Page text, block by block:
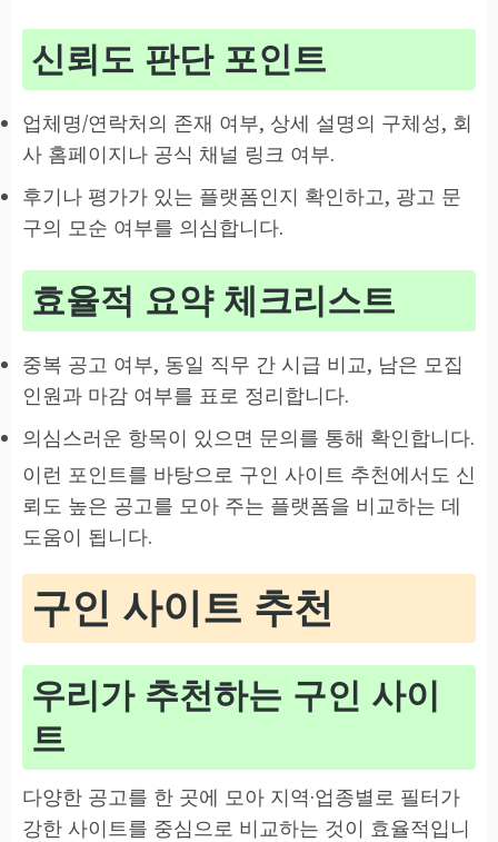
신뢰도 판단 포인트
업체명/연락처의 존재 여부, 상세 설명의 구체성, 회
사 홈페이지나 공식 채널 링크 여부.
후기나 평가가 있는 플랫폼인지 확인하고, 광고 문
구의 모순 여부를 의심합니다.
효율적 요약 체크리스트
중복 공고 여부, 동일 직무 간 시급 비교, 남은 모집
인원과 마감 여부를 표로 정리합니다.
의심스러운 항목이 있으면 문의를 통해 확인합니다.
이런 포인트를 바탕으로 구인 사이트 추천에서도 신
뢰도 높은 공고를 모아 주는 플랫폼을 비교하는 데
도움이 됩니다.
구인 사이트 추천
우리가 추천하는 구인 사이
트
다양한 공고를 한 곳에 모아 지역·업종별로 필터가
강한 사이트를 중심으로 비교하는 것이 효율적입니